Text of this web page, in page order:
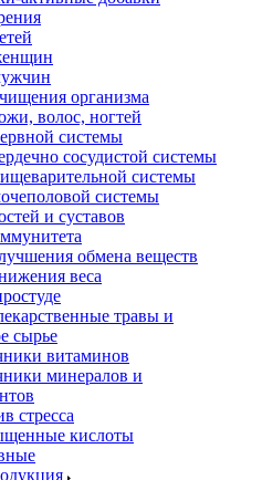
организма
волос, ногтей
системы
сосудистой системы
системы
системы
и суставов
обмена веществ
веса
травы и
сырье
витаминов
минералов и
стресса
кислоты